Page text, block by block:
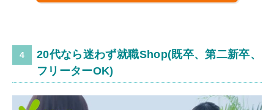
20代なら迷わず就職Shop(既卒、第二新卒、
フリーターOK)